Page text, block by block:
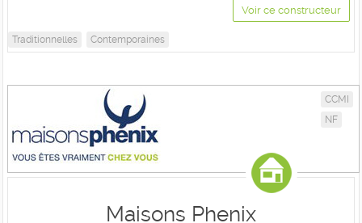
Voir ce constructeur
Traditionnelles Contemporaines
CCMI
NF
Maisons Phenix